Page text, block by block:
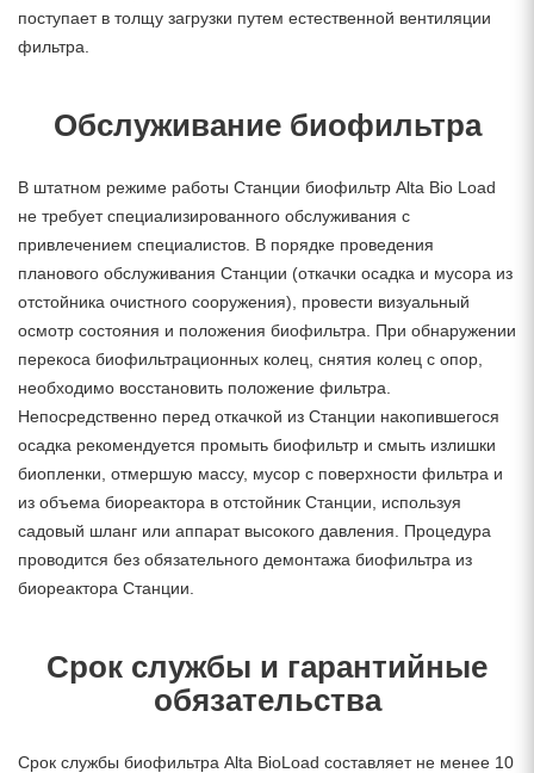
поступает в толщу загрузки путем естественной вентиляции
фильтра.
Обслуживание биофильтра
В штатном режиме работы Станции биофильтр Alta Bio Load
не требует специализированного обслуживания с
привлечением специалистов. В порядке проведения
планового обслуживания Станции (откачки осадка и мусора из
отстойника очистного сооружения), провести визуальный
осмотр состояния и положения биофильтра. При обнаружении
перекоса биофильтрационных колец, снятия колец с опор,
необходимо восстановить положение фильтра.
Непосредственно перед откачкой из Станции накопившегося
осадка рекомендуется промыть биофильтр и смыть излишки
биопленки, отмершую массу, мусор с поверхности фильтра и
из объема биореактора в отстойник Станции, используя
садовый шланг или аппарат высокого давления. Процедура
проводится без обязательного демонтажа биофильтра из
биореактора Станции.
Срок службы и гарантийные
обязательства
Срок службы биофильтра Alta BioLoad составляет не менее 10